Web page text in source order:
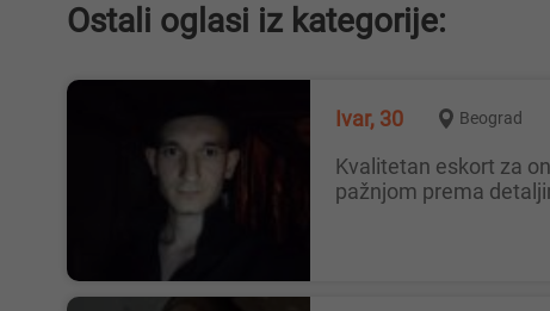
Ostali oglasi iz kategorije:
Ivar, 30 Beograd
Kvalitetan eskort za one koji cene udobnost, mirnu atmosferu i prijatnu komunikaciju. Radim u svom formatu — bez žurbe, sa
pažnjom prema